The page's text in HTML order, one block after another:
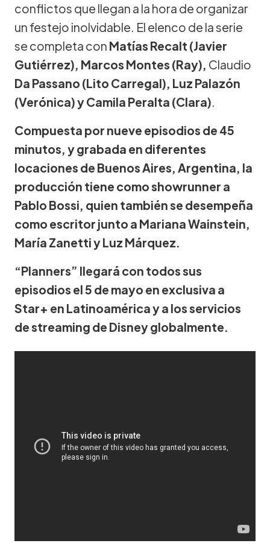
conflictos que llegan a la hora de organizar
un festejo inolvidable. El elenco de la serie
se completa con Matías Recalt (Javier
Gutiérrez), Marcos Montes (Ray), Claudio
Da Passano (Lito Carregal), Luz Palazón
(Verónica) y Camila Peralta (Clara).
Compuesta por nueve episodios de 45
minutos, y grabada en diferentes
locaciones de Buenos Aires, Argentina, la
producción tiene como showrunner a
Pablo Bossi, quien también se desempeña
como escritor junto a Mariana Wainstein,
María Zanetti y Luz Márquez.
“Planners” llegará con todos sus
episodios el 5 de mayo en exclusiva a
Star+ en Latinoamérica y a los servicios
de streaming de Disney globalmente.